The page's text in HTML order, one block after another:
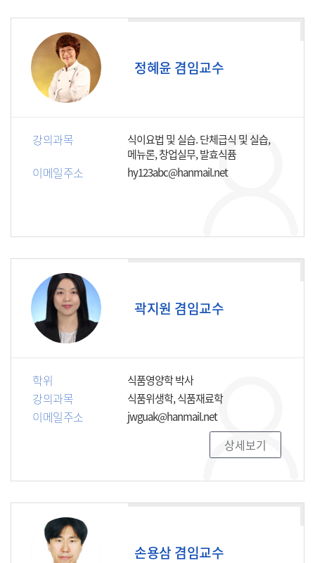
정혜윤 겸임교수
강의과목
식이요법 및 실습. 단체급식 및 실습,
메뉴론, 창업실무, 발효식퓸
이메일주소 hy123abc@hanmail.net
곽지원 겸임교수
학위 식품영양학 박사
강의과목 식품위생학, 식품재료학
이메일주소 jwguak@hanmail.net
상세보기
손용삼 겸임교수